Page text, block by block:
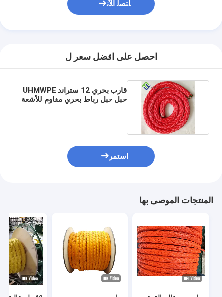
ﺎﺘﺼﻟ ﺍﻶﻧ
احصل على افضل سعر ل
قارب بحري 12 ستراند UHMWPE
حبل حبل رباط بحري مقاوم للأشعة
استمر
المنتجات الموصى بها